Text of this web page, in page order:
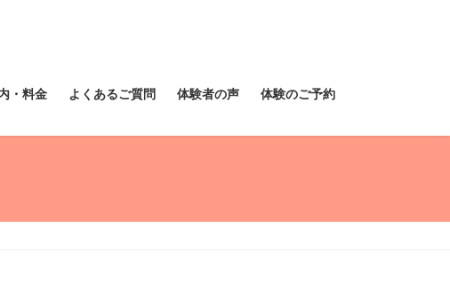
・料金 よくあるご質問 体験者の声 体験のご予約